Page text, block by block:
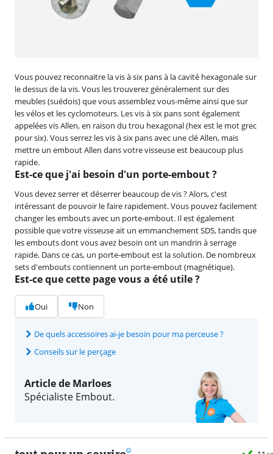
Vous pouvez reconnaitre la vis à six pans à la cavité hexagonale sur
le dessus de la vis. Vous les trouverez généralement sur des
meubles (suédois) que vous assemblez vous-même ainsi que sur
les vélos et les cyclomoteurs. Les vis à six pans sont également
appelées vis Allen, en raison du trou hexagonal (hex est le mot grec
pour six). Vous serrez les vis à six pans avec une clé Allen, mais
mettre un embout Allen dans votre visseuse est beaucoup plus
rapide.
Est-ce que j'ai besoin d'un porte-embout ?
Vous devez serrer et déserrer beaucoup de vis ? Alors, c'est
intéressant de pouvoir le faire rapidement. Vous pouvez facilement
changer les embouts avec un porte-embout. Il est également
possible que votre visseuse ait un emmanchement SDS, tandis que
les embouts dont vous avez besoin ont un mandrin à serrage
rapide. Dans ce cas, un porte-embout est la solution. De nombreux
sets d'embouts contiennent un porte-embout (magnétique).
Est-ce que cette page vous a été utile ?
Oui Non
De quels accessoires ai-je besoin pour ma perceuse ?
Conseils sur le perçage
Article de Marloes
Spécialiste Embout.